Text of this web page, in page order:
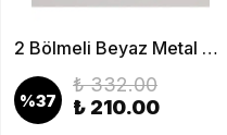
2 Bölmeli Beyaz Metal Çerezlik, Altın Dallı Çerez Tabağı
%37
₺ 332.00
₺ 210.00